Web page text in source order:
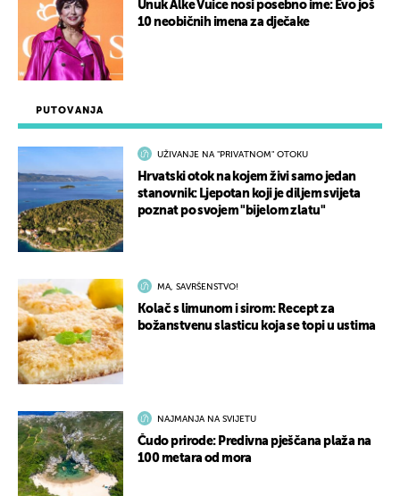
PUTOVANJA
UŽIVANJE NA "PRIVATNOM" OTOKU
Hrvatski otok na kojem živi samo jedan
stanovnik: Ljepotan koji je diljem svijeta
poznat po svojem "bijelom zlatu"
MA, SAVRŠENSTVO!
Kolač s limunom i sirom: Recept za
božanstvenu slasticu koja se topi u ustima
NAJMANJA NA SVIJETU
Čudo prirode: Predivna pješčana plaža na
100 metara od mora
Unuk Alke Vuice nosi posebno ime: Evo još
10 neobičnih imena za dječake